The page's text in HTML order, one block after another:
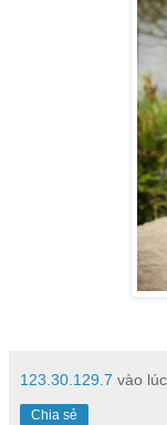
123.30.129.7 vào lúc
Chia sẻ